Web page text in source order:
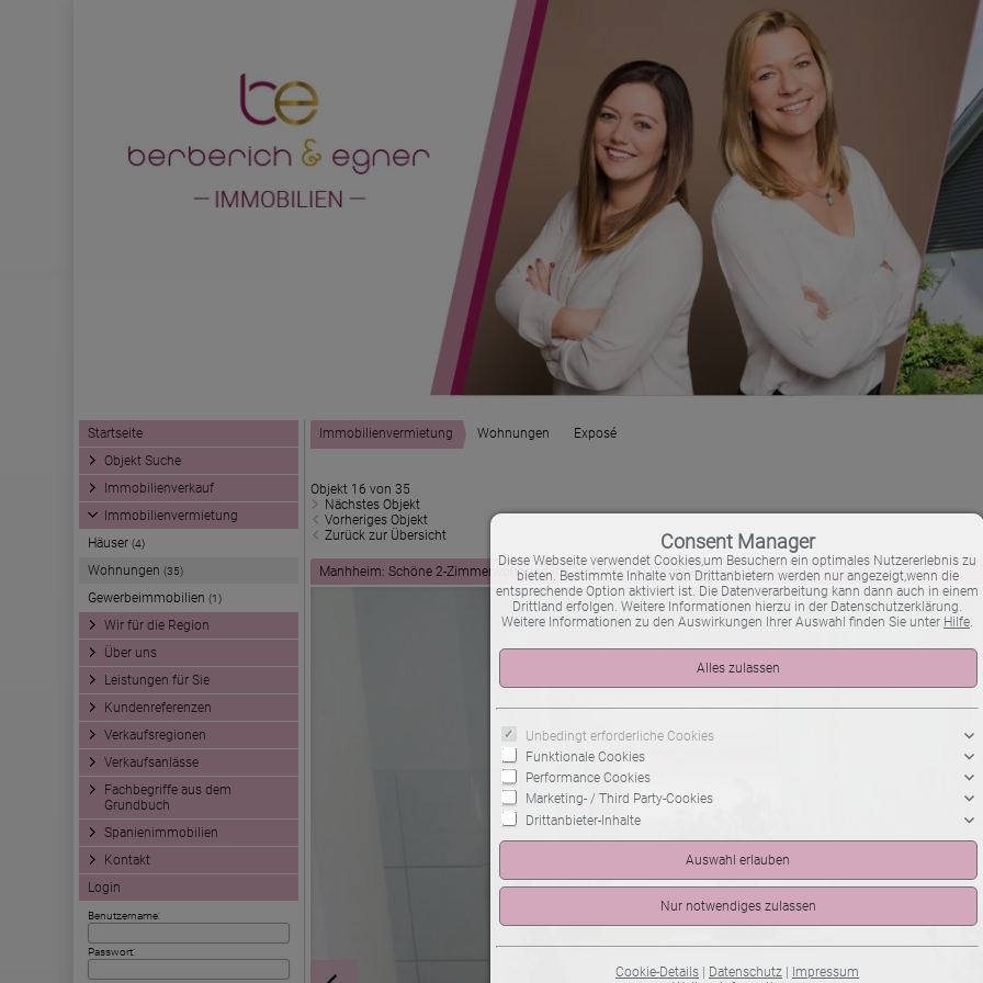
Startseite
Objekt Suche
Immobilienverkauf
Immobilienvermietung
Häuser(4)
Wohnungen(35)
Gewerbeimmobilien(1)
Wir für die Region
Über uns
Leistungen für Sie
Kundenreferenzen
Verkaufsregionen
Verkaufsanlässe
Fachbegriffe aus dem
Grundbuch
Spanienimmobilien
Kontakt
Login
Benutzername:
Passwort:
Immobilienvermietung Wohnungen Exposé
Objekt 16 von 35
Nächstes Objekt
Vorheriges Objekt
Zurück zur Übersicht
Manhheim: Schöne 2-Zimmerwohnung im Zentrum von Mannheim-Wallstadt
Consent Manager
Diese Webseite verwendet Cookies,um Besuchern ein optimales Nutzererlebnis zu
bieten. Bestimmte Inhalte von Drittanbietern werden nur angezeigt,wenn die
entsprechende Option aktiviert ist. Die Datenverarbeitung kann dann auch in einem
Drittland erfolgen. Weitere Informationen hierzu in der Datenschutzerklärung.
Weitere Informationen zu den Auswirkungen Ihrer Auswahl finden Sie unter Hilfe.
Unbedingt erforderliche Cookies
Funktionale Cookies
Performance Cookies
Marketing- / Third Party-Cookies
Drittanbieter-Inhalte
Cookie-Details | Datenschutz | Impressum